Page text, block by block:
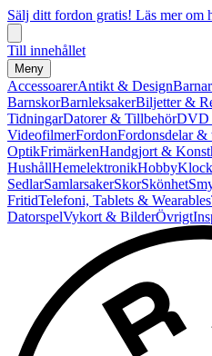
Sälj ditt fordon gratis! Läs mer om
Till innehållet
Meny
AccessoarerAntikt & Design
BarnskorBarnleksakerBiljetter &
TidningarDatorer & TillbehörDVD
VideofilmerFordonFordonsdelar &
OptikFrimärkenHandgjort &
HushållHemelektronikHobby
SedlarSamlarsakerSkorSkönhet
FritidTelefoni, Tablets & Wearables
DatorspelVykort & BilderÖvrigt